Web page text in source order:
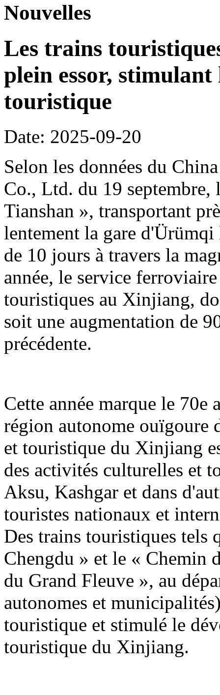
Nouvelles
Les trains
plein essor,
touristique
Date: 2025-09-20
Selon les données du
Co., Ltd. du 19
Tianshan », transportant
lentement la gare
de 10 jours à travers la
année, le service
touristiques au Xinjiang,
soit une augmentation de
précédente.
Cette année marque le
région autonome
et touristique du Xinjiang
des activités culturelles et
Aksu, Kashgar et dans
touristes nationaux et
Des trains touristiques tels
Chengdu » et le « Chemin
du Grand Fleuve », au
autonomes et
touristique et stimulé le
touristique du Xinjiang.